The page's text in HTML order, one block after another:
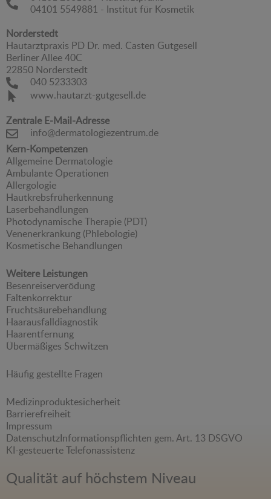
04101 5549881 - Institut für Kosmetik
Norderstedt
Hautarztpraxis PD Dr. med. Casten Gutgesell
Berliner Allee 40C
22850 Norderstedt
040 5233303
www.hautarzt-gutgesell.de
Zentrale E-Mail-Adresse
info@dermatologiezentrum.de
Kern-Kompetenzen
Allgemeine Dermatologie
Ambulante Operationen
Allergologie
Hautkrebsfrüherkennung
Laserbehandlungen
Photodynamische Therapie (PDT)
Venenerkrankung (Phlebologie)
Kosmetische Behandlungen
Weitere Leistungen
Besenreiserverödung
Faltenkorrektur
Fruchtsäurebehandlung
Haarausfalldiagnostik
Haarentfernung
Übermäßiges Schwitzen
Häufig gestellte Fragen
Medizinproduktesicherheit
Barrierefreiheit
Impressum
DatenschutzInformationspflichten gem. Art. 13 DSGVO
KI-gesteuerte Telefonassistenz
Qualität auf höchstem Niveau